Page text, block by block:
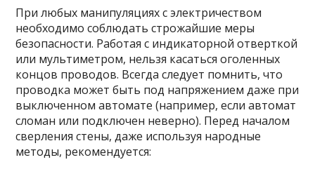
При любых манипуляциях с электричеством
необходимо соблюдать строжайшие меры
безопасности. Работая с индикаторной отверткой
или мультиметром, нельзя касаться оголенных
концов проводов. Всегда следует помнить, что
проводка может быть под напряжением даже при
выключенном автомате (например, если автомат
сломан или подключен неверно). Перед началом
сверления стены, даже используя народные
методы, рекомендуется: